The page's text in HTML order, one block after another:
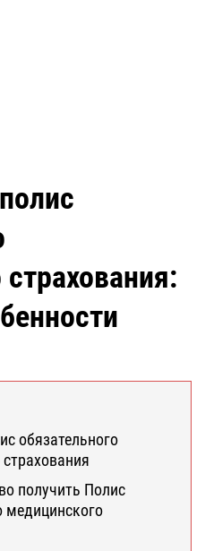
обязательного
получить Полис
медицинского